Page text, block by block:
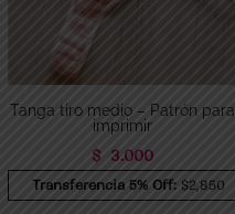
Tanga tiro medio – Patrón para
imprimir
$ 3.000
Transferencia 5% Off: $2,850